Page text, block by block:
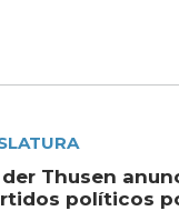
Thusen
políticos